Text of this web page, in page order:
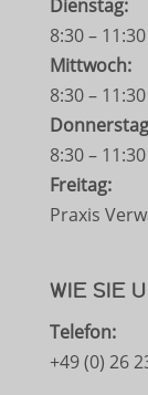
Dienstag:
8:30 –
Mittwoch:
8:30 –
8:30 –
Freitag:
Praxis
WIE SIE
Telefon:
+49 (0) 26